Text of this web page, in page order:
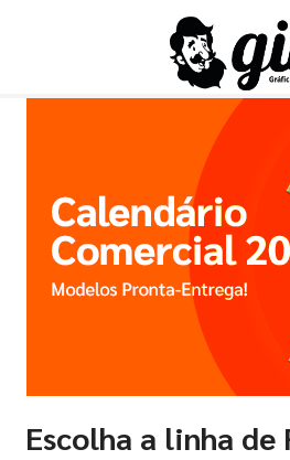
Escolha a linha de